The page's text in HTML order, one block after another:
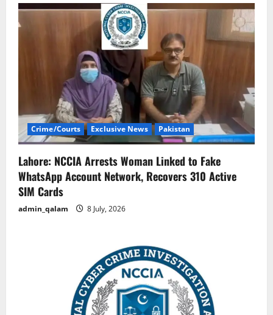
Crime/Courts Exclusive News Pakistan
Lahore: NCCIA Arrests Woman Linked to Fake
WhatsApp Account Network, Recovers 310 Active
SIM Cards
admin_qalam 8 July, 2026